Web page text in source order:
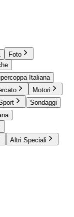
Foto
Italiana
Motori
Sondaggi
Altri Speciali